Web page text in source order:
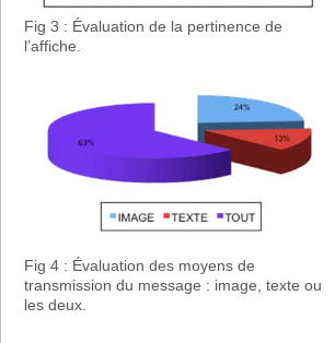
Fig 3 : Évaluation de la pertinence de
l’affiche.
Fig 4 : Évaluation des moyens de
transmission du message : image, texte ou
les deux.